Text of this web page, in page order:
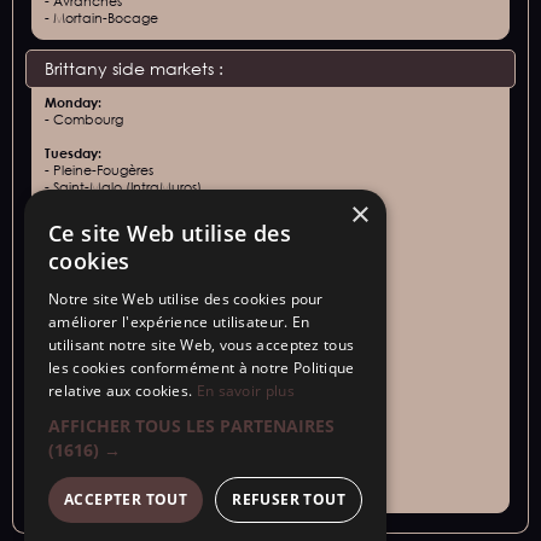
- Mortain-Bocage
Brittany side markets :
Monday:
- Combourg
Tuesday:
- Pleine-Fougères
- Saint-Malo (IntraMuros)
Wednesday:
- Saint-Malo (Paramé)
- Saint-Méloir-des-Ondes
- Saint-Malo (Rocabey)
Friday:
- Saint-Malo (Intra-muros)
- Saint-Jouan-des-Guérets
Saturday:
Sunday:
- Cancale
×
Ce site Web utilise des
cookies
Notre site Web utilise des cookies pour
améliorer l'expérience utilisateur. En
utilisant notre site Web, vous acceptez tous
les cookies conformément à notre Politique
relative aux cookies. En savoir plus
AFFICHER TOUS LES PARTENAIRES
(1616) →
ACCEPTER TOUT REFUSER TOUT